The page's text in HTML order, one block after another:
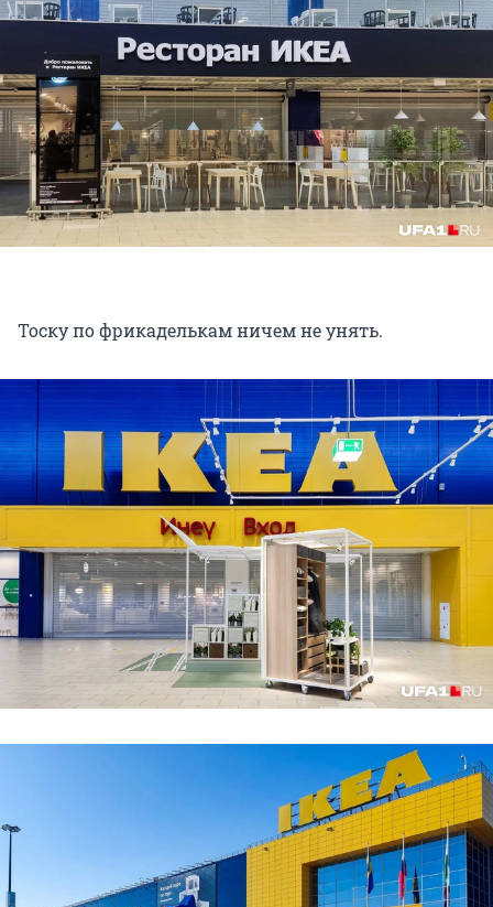
Тоску по фрикаделькам ничем не унять.